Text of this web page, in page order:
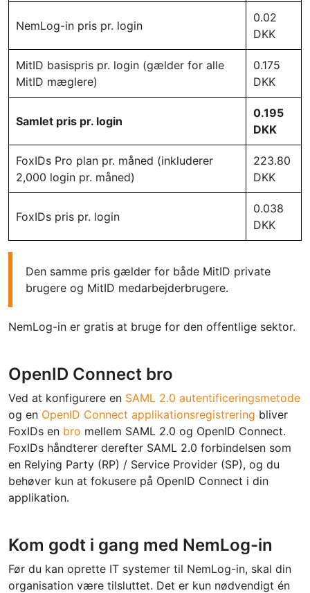
NemLog-in pris pr. login
0.02
DKK
MitID basispris pr. login (gælder for alle
MitID mæglere)
0.175
DKK
Samlet pris pr. login
0.195
DKK
FoxIDs Pro plan pr. måned (inkluderer
2,000 login pr. måned)
223.80
DKK
FoxIDs pris pr. login
0.038
DKK
Den samme pris gælder for både MitID private
brugere og MitID medarbejderbrugere.
NemLog-in er gratis at bruge for den offentlige sektor.
OpenID Connect bro
Ved at konfigurere en SAML 2.0 autentificeringsmetode
og en OpenID Connect applikationsregistrering bliver
FoxIDs en bro mellem SAML 2.0 og OpenID Connect.
FoxIDs håndterer derefter SAML 2.0 forbindelsen som
en Relying Party (RP) / Service Provider (SP), og du
behøver kun at fokusere på OpenID Connect i din
applikation.
Kom godt i gang med NemLog-in
Før du kan oprette IT systemer til NemLog-in, skal din
organisation være tilsluttet. Det er kun nødvendigt én